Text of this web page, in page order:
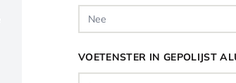
VOETENSTER IN GEPOLIJST